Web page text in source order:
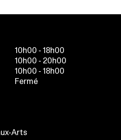
10h00 - 18h00
10h00 - 20h00
10h00 - 18h00
Fermé
Arts